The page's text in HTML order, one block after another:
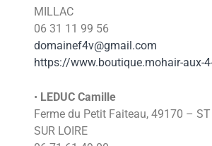
MILLAC
06 31 11 99 56
domainef4v@gmail.com
https://www.boutique.mohair-aux-
• LEDUC Camille
Ferme du Petit Faiteau, 49170 – ST
SUR LOIRE